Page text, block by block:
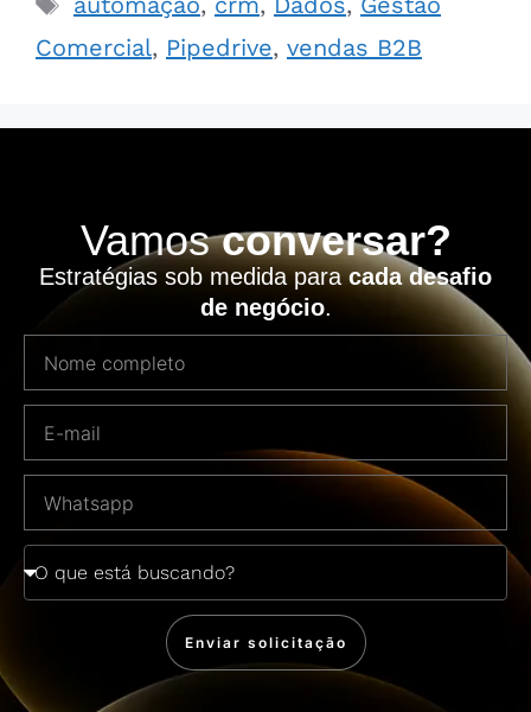
Comercial, Pipedrive, vendas B2B
Vamosconversar?
Estratégias sob medida paracada desafio
de negócio.
Enviar solicitação